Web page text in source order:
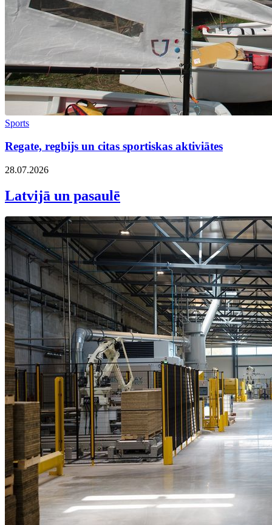
Sports
Regate, regbijs un citas sportiskas aktiviātes
28.07.2026
Latvijā un pasaulē